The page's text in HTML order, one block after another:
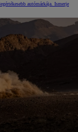
autómárkája. Ismerje